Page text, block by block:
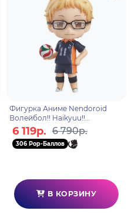
Фигурка Аниме Nendoroid
Волейбол!! Haikyuu!!
Tsukishima Kei Кей Цукишима
10см 4580590192539
6 119р. 6 790р.
306 Pop-Баллов
В КОРЗИНУ